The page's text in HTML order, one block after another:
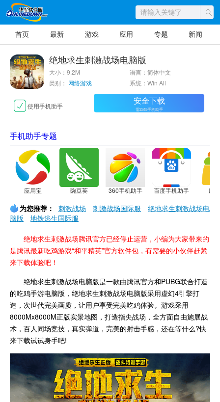
首页 最新 游戏 应用 专题 新闻
绝地求生刺激战场电脑版
大小：9.2M
语言：简体中文
类别： 网络游戏 系统：Win All
使用手机助手 安全下载
需2345手机助手
手机助手专题
应用宝 豌豆荚 360手机助手 百度手机助手 应
为您推荐： 刺激战场 刺激战场国际服
绝地求生刺激战场电
脑版
地铁逃生国际服
绝地求生刺激战场腾讯官方已经停止运营，小编为大家带来的
是腾讯最新吃鸡游戏“和平精英”官方软件包，有需要的小伙伴赶紧
来下载体验吧！
绝地求生刺激战场电脑版是一款由腾讯官方和PUBG联合打造
的吃鸡手游电脑版，绝地求生刺激战场电脑版采用虚幻4引擎打
造，次世代完美画质，让用户享受完美吃鸡体验。游戏采用
8000Mx8000M正版实景地图，打造指尖战场，全方面自由施展战
术，百人同场竞技，真实弹道，完美的射击手感，还在等什么?快
来下载试试身手吧!